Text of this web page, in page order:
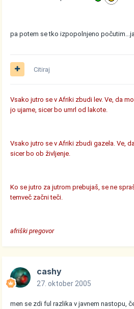
pa potem se tko izpopolnjeno
Citiraj
Vsako jutro se v Afriki zbudi lev. Ve, da
jo ujame, sicer bo umrl od lakote.
Vsako jutro se v Afriki zbudi gazela. Ve,
sicer bo ob življenje.
Ko se jutro za jutrom prebujaš, se ne
temveč začni teči.
afriški pregovor
cashy
27. oktober 2005
men se zdi ful razlika v javnem nastopu,